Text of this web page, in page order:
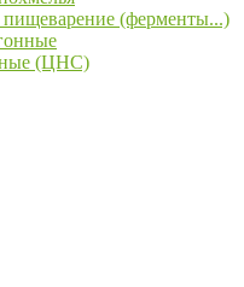
(ферменты...)
(ЦНС)